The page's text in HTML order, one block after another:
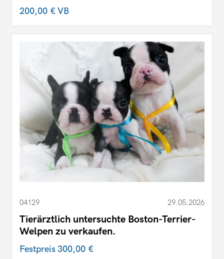
200,00 €VB
04129 29.05.2026
Tierärztlich untersuchte Boston-Terrier-
Welpen zu verkaufen.
Festpreis300,00 €